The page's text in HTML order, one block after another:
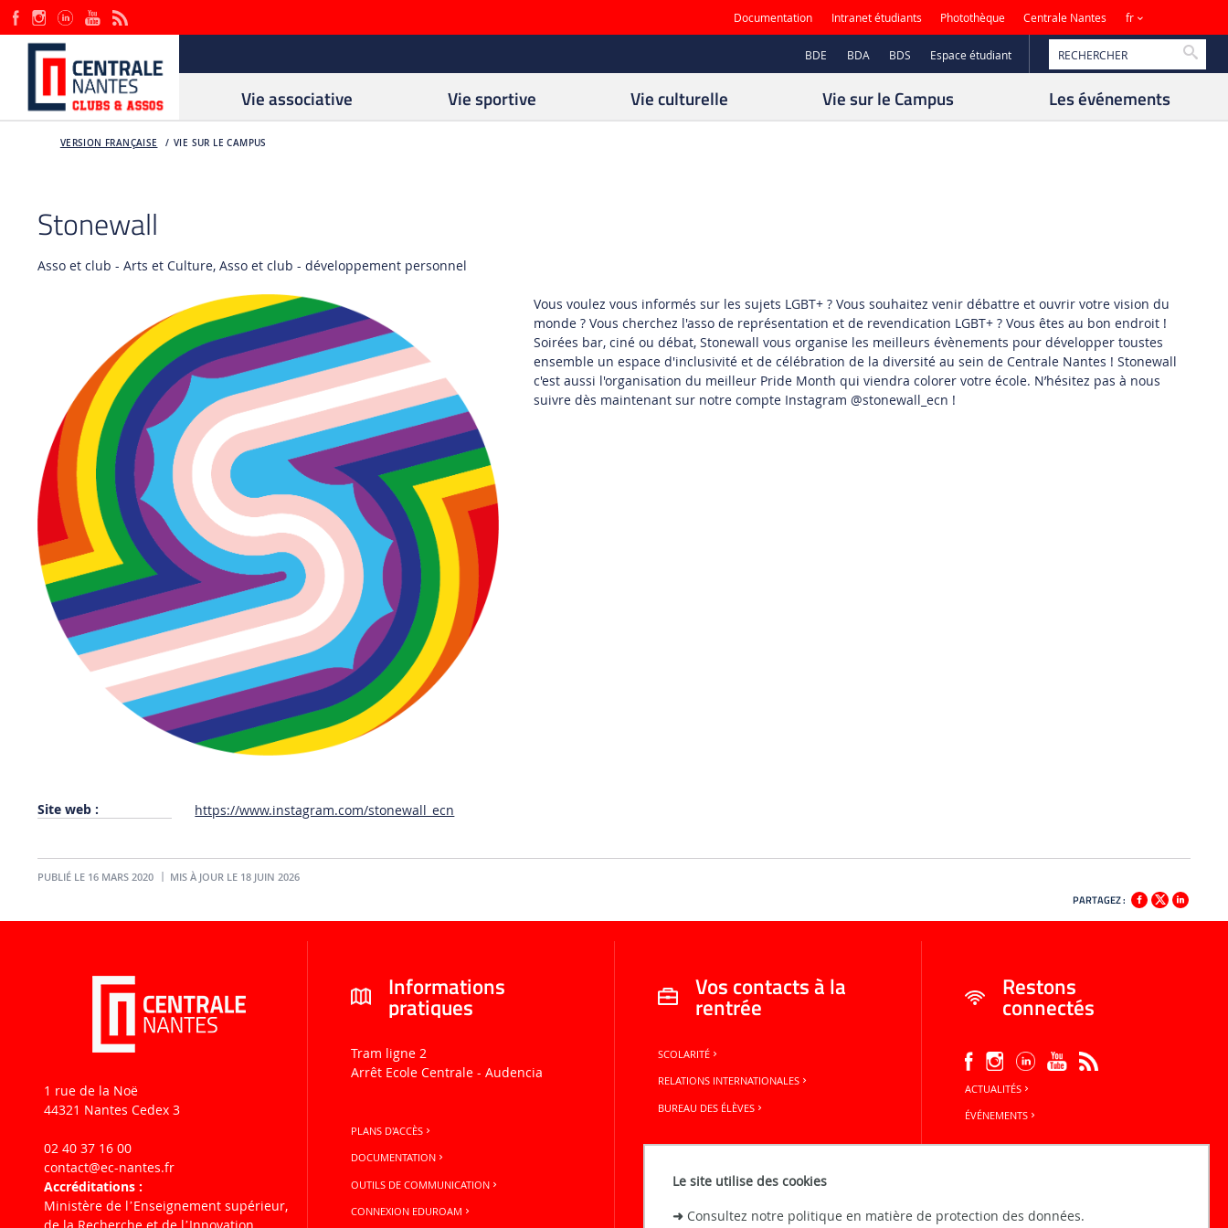
Le site utilise des cookies
➜ Consultez notre politique en matière de protection des données.
Documentation Intranet étudiants Photothèque Centrale Nantes fr
BDE BDA BDS Espace étudiant
Vie associative Vie sportive Vie culturelle Vie sur le Campus Les événements
VERSION FRANÇAISE VIE SUR LE CAMPUS
Stonewall
Asso et club - Arts et Culture, Asso et club - développement personnel
Vous voulez vous informés sur les sujets LGBT+ ? Vous souhaitez venir débattre et ouvrir votre vision du
monde ? Vous cherchez l'asso de représentation et de revendication LGBT+ ? Vous êtes au bon endroit !
Soirées bar, ciné ou débat, Stonewall vous organise les meilleurs évènements pour développer toustes
ensemble un espace d'inclusivité et de célébration de la diversité au sein de Centrale Nantes ! Stonewall
c'est aussi l'organisation du meilleur Pride Month qui viendra colorer votre école. N’hésitez pas à nous
suivre dès maintenant sur notre compte Instagram @stonewall_ecn !
Site web : https://www.instagram.com/stonewall_ecn
PUBLIÉ LE 16 MARS 2020 MIS À JOUR LE 18 JUIN 2026
PARTAGEZ :
1 rue de la Noë
44321 Nantes Cedex 3
02 40 37 16 00
contact@ec-nantes.fr
Accréditations :
Ministère de lʼEnseignement supérieur,
Informations
pratiques
Tram ligne 2
Arrêt Ecole Centrale - Audencia
PLANS D'ACCÈS
DOCUMENTATION
OUTILS DE COMMUNICATION
CONNEXION EDUROAM
Vos contacts à la
rentrée
SCOLARITÉ
RELATIONS INTERNATIONALES
BUREAU DES ÉLÈVES
Restons
connectés
ACTUALITÉS
ÉVÉNEMENTS